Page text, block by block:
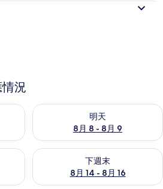
況
應情況
明天
8月 8 - 8月 9
查看明天 (8月 8 - 8月 9) 的供
供應情況
下週末
8月 14 - 8月 16
查看下週末 (8月 14 - 8月 16)